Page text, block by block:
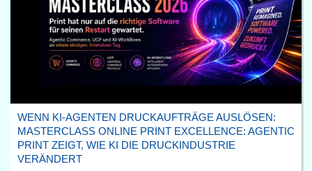
WENN KI-AGENTEN DRUCKAUFTRÄGE AUSLÖSEN:
MASTERCLASS ONLINE PRINT EXCELLENCE: AGENTIC
PRINT ZEIGT, WIE KI DIE DRUCKINDUSTRIE
VERÄNDERT